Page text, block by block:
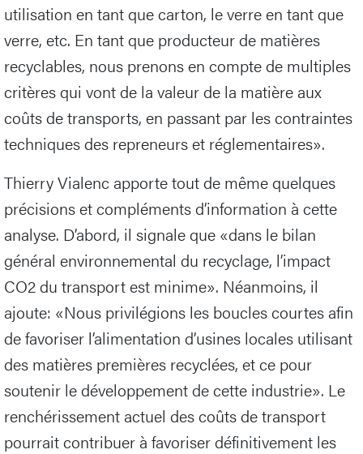
utilisation en tant que carton, le verre en tant que
verre, etc. En tant que producteur de matières
recyclables, nous prenons en compte de multiples
critères qui vont de la valeur de la matière aux
coûts de transports, en passant par les contraintes
techniques des repreneurs et réglementaires».
Thierry Vialenc apporte tout de même quelques
précisions et compléments d’information à cette
analyse. D’abord, il signale que «dans le bilan
général environnemental du recyclage, l’impact
CO2 du transport est minime». Néanmoins, il
ajoute: «Nous privilégions les boucles courtes afin
de favoriser l’alimentation d’usines locales utilisant
des matières premières recyclées, et ce pour
soutenir le développement de cette industrie». Le
renchérissement actuel des coûts de transport
pourrait contribuer à favoriser définitivement les